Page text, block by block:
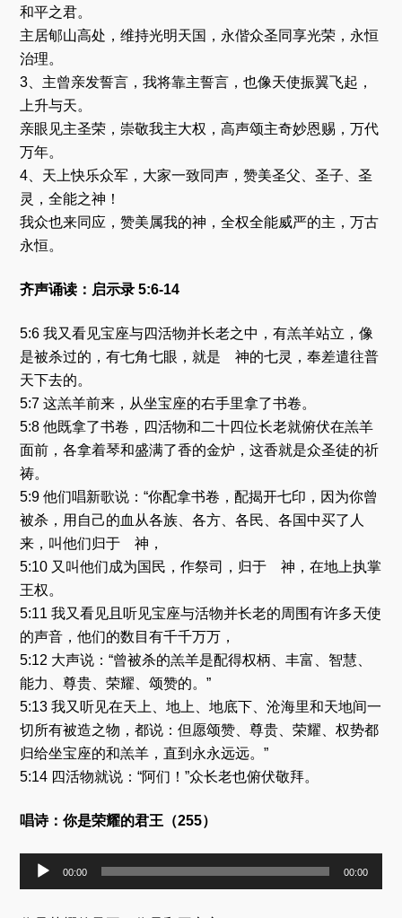
和平之君。
主居郇山高处，维持光明天国，永偕众圣同享光荣，永恒
治理。
3、主曾亲发誓言，我将靠主誓言，也像天使振翼飞起，
上升与天。
亲眼见主圣荣，崇敬我主大权，高声颂主奇妙恩赐，万代
万年。
4、天上快乐众军，大家一致同声，赞美圣父、圣子、圣
灵，全能之神！
我众也来同应，赞美属我的神，全权全能威严的主，万古
永恒。
齐声诵读：启示录 5:6-14
5:6 我又看见宝座与四活物并长老之中，有羔羊站立，像
是被杀过的，有七角七眼，就是 神的七灵，奉差遣往普
天下去的。
5:7 这羔羊前来，从坐宝座的右手里拿了书卷。
5:8 他既拿了书卷，四活物和二十四位长老就俯伏在羔羊
面前，各拿着琴和盛满了香的金炉，这香就是众圣徒的祈
祷。
5:9 他们唱新歌说：“你配拿书卷，配揭开七印，因为你曾
被杀，用自己的血从各族、各方、各民、各国中买了人
来，叫他们归于 神，
5:10 又叫他们成为国民，作祭司，归于 神，在地上执掌
王权。
5:11 我又看见且听见宝座与活物并长老的周围有许多天使
的声音，他们的数目有千千万万，
5:12 大声说：“曾被杀的羔羊是配得权柄、丰富、智慧、
能力、尊贵、荣耀、颂赞的。”
5:13 我又听见在天上、地上、地底下、沧海里和天地间一
切所有被造之物，都说：但愿颂赞、尊贵、荣耀、权势都
归给坐宝座的和羔羊，直到永永远远。”
5:14 四活物就说：“阿们！”众长老也俯伏敬拜。
唱诗：你是荣耀的君王（255）
00:00 00:00